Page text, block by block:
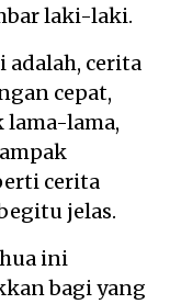
laki-laki.
adalah, cerita
cepat,
lama,
cerita
jelas.
ini
bagi yang